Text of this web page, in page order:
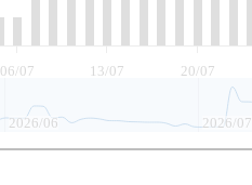
13/07
06/07 20/07
2026/06 2026/07